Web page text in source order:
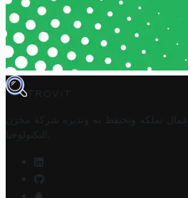
TROVIT
تملكه وتحتفظ به وتديره
شركة مخزن
التكنولوجيا